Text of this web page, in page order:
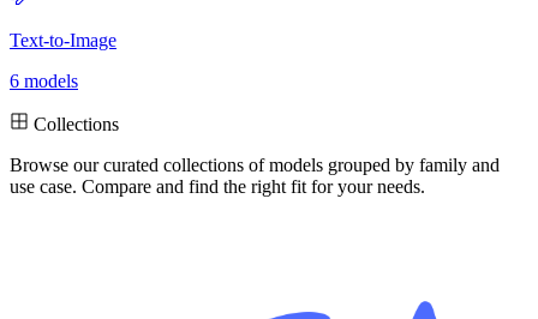
Text-to-Image
6 models
Collections
Browse our curated collections of models grouped by family and
use case. Compare and find the right fit for your needs.